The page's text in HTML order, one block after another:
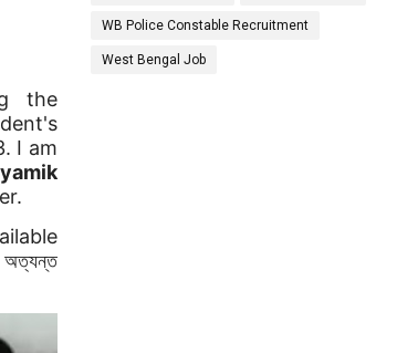
the
I am
অত্যন্ত
WB Police Constable Recruitment
West Bengal Job